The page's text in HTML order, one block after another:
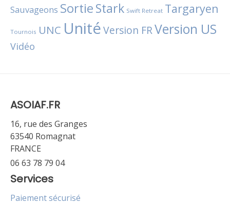
Sauvageons SortieStark Swift Retreat Targaryen
Tournois UNC UnitéVersion FRVersion US
Vidéo
ASOIAF.FR
16, rue des Granges
63540 Romagnat
FRANCE
06 63 78 79 04
Services
Paiement sécurisé